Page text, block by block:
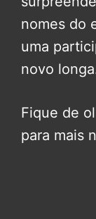
nomes do
uma
novo
Fique de
para mais